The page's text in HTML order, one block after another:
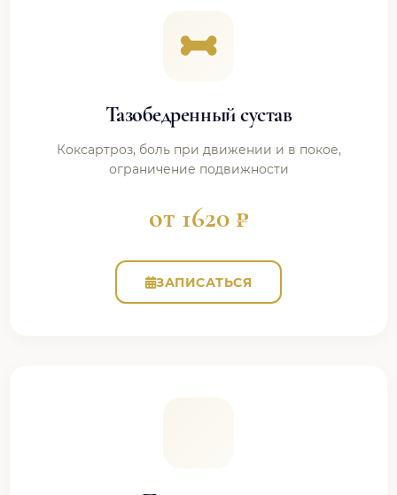
Тазобедренный сустав
Коксартроз, боль при движении и в покое,
ограничение подвижности
от 1620 ₽
ЗАПИСАТЬСЯ